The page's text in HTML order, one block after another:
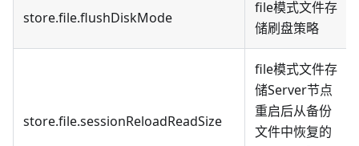
store.file.flushDiskMode
file模式文件存
储刷盘策略
store.file.sessionReloadReadSize
file模式文件存
储Server节点
重启后从备份
文件中恢复的